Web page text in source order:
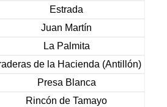
Estrada
Juan Martín
La Palmita
de la Hacienda (Antillón)
Presa Blanca
Rincón de Tamayo